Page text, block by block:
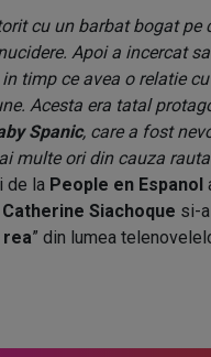
cu un barbat bogat pe
Apoi a incercat
timp ce avea o relatie
Acesta era tatal
Spanic, care a fost
multe ori din cauza
de la People en Espanol
Catherine Siachoque si-
rea” din lumea